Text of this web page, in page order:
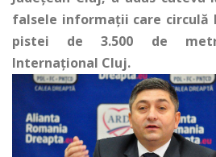
falsele informaţii care circulă
pistei de 3.500 de
Internaţional Cluj.